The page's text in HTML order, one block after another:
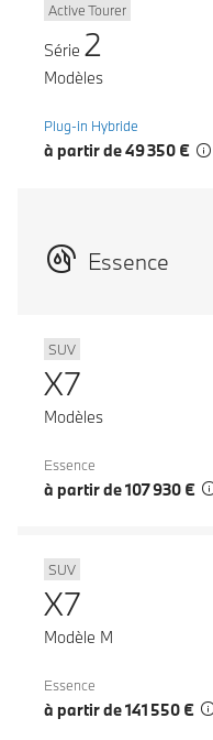
Active Tourer
Série 2
Modèles
Plug-in Hybride
à partir de 49 350 €
Essence
SUV
X7
Modèles
Essence
à partir de 107 930 €
SUV
X7
Modèle M
Essence
à partir de 141 550 €